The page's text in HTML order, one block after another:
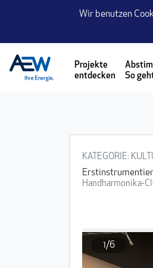
Wir benutzen
Projekte
entdecken
So
KATEGORIE:
Handharmonika-
1/6